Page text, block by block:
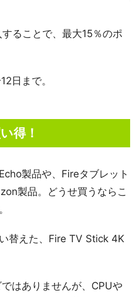
ることで、最大15％のポ
日まで。
得！
製品や、Fireタブレット
製品。どうせ買うならこ
替えた、Fire TV Stick 4K
はありませんが、CPUや